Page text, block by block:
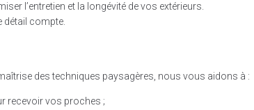
l’entretien et la longévité de vos extérieurs.
détail compte.
des techniques paysagères, nous vous aidons à :
recevoir vos proches ;